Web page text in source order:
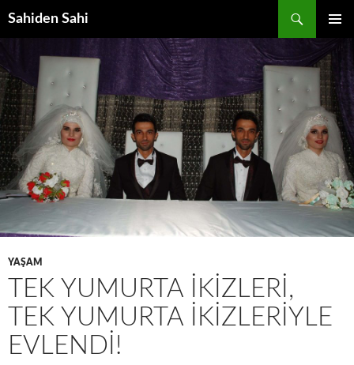
Sahiden Sahi
MENÜ
YAŞAM
TEK YUMURTA İKIZLERI,
TEK YUMURTA İKIZLERIYLE
EVLENDI!